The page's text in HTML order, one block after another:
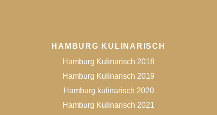
HAMBURG KULINARISCH
Hamburg Kulinarisch 2018
Hamburg Kulinarisch 2019
Hamburg kulinarisch 2020
Hamburg Kulinarisch 2021